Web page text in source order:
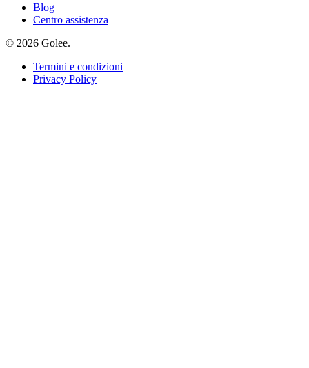
Blog
Centro assistenza
© 2026 Golee.
Termini e condizioni
Privacy Policy